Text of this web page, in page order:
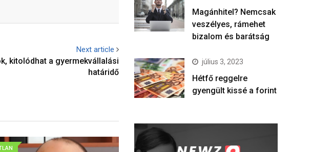
Next article
kitolódhat a gyermekvállalási
határidő
Magánhitel? Nemcsak
veszélyes, rámehet
bizalom és barátság
július 3, 2023
Hétfő reggelre
gyengült kissé a forint